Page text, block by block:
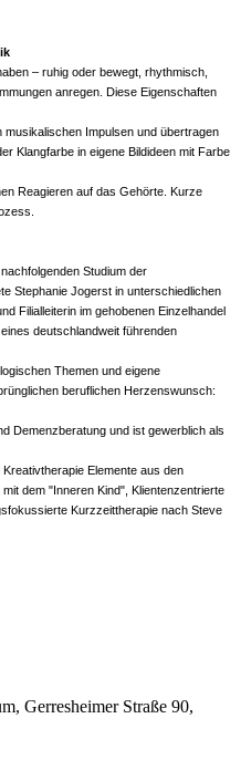
– ruhig oder bewegt, rhythmisch,
anregen. Diese Eigenschaften
Impulsen und übertragen
Klangfarbe in eigene Bildideen mit Farbe
Reagieren auf das Gehörte. Kurze
Studium der
Stephanie Jogerst in unterschiedlichen
Filialleiterin im gehobenen Einzelhandel
deutschlandweit führenden
Themen und eigene
beruflichen Herzenswunsch:
Demenzberatung und ist gewerblich als
Elemente aus den
dem "Inneren Kind", Klientenzentrierte
Kurzzeittherapie nach Steve
Gerresheimer Straße 90,